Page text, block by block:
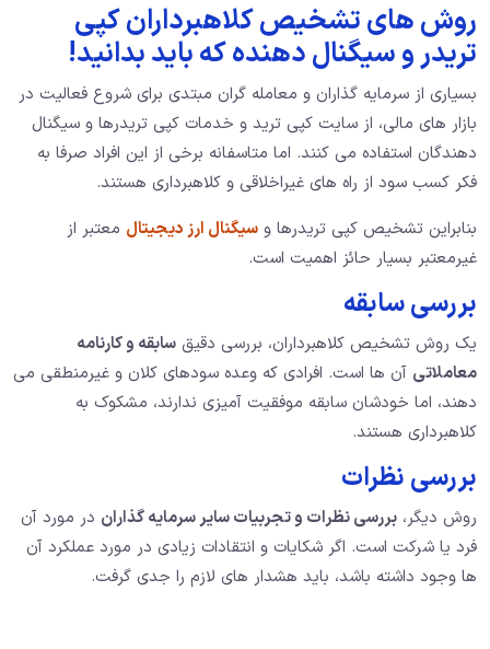
روش های تشخیص کلاهبرداران کپی
تریدر و سیگنال دهنده که باید بدانید!
بسیاری از سرمایه گذاران و معامله گران مبتدی برای شروع فعالیت در
بازار های مالی، از سایت کپی ترید و خدمات کپی تریدرها و سیگنال
دهندگان استفاده می کنند. اما متاسفانه برخی از این افراد صرفا به
فکر کسب سود از راه های غیراخلاقی و کلاهبرداری هستند.
بنابراین تشخیص کپی تریدرها و سیگنال ارز دیجیتال معتبر از
غیرمعتبر بسیار حائز اهمیت است.
بررسی سابقه
یک روش تشخیص کلاهبرداران، بررسی دقیق سابقه و کارنامه
معاملاتی آن ها است. افرادی که وعده سودهای کلان و غیرمنطقی می
دهند، اما خودشان سابقه موفقیت آمیزی ندارند، مشکوک به
کلاهبرداری هستند.
بررسی نظرات
روش دیگر، بررسی نظرات و تجربیات سایر سرمایه گذاران در مورد آن
فرد یا شرکت است. اگر شکایات و انتقادات زیادی در مورد عملکرد آن
ها وجود داشته باشد، باید هشدار های لازم را جدی گرفت.